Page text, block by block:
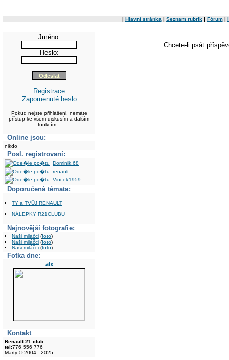
| Hlavní stránka | Seznam rubrik | Fórum|
Jméno:
Heslo:
Registrace
Zapomenuté heslo
Pokud nejste přihlášeni, nemáte
přístup ke všem diskusím a dalším
funkcím...
Online jsou:
nikdo
Posl. registrovaní:
Dominik.68
renault
Vincek1959
Doporučená témata:
TY a TVŮJ RENAULT
NÁLEPKY R21CLUBU
Nejnovější fotografie:
Naši miláčci (foto)
Naši miláčci (foto)
Naši miláčci (foto)
Fotka dne:
alx
Kontakt
Renault 21 club
tel:776 556 776
Marty © 2004 - 2025
Chcete-li psát